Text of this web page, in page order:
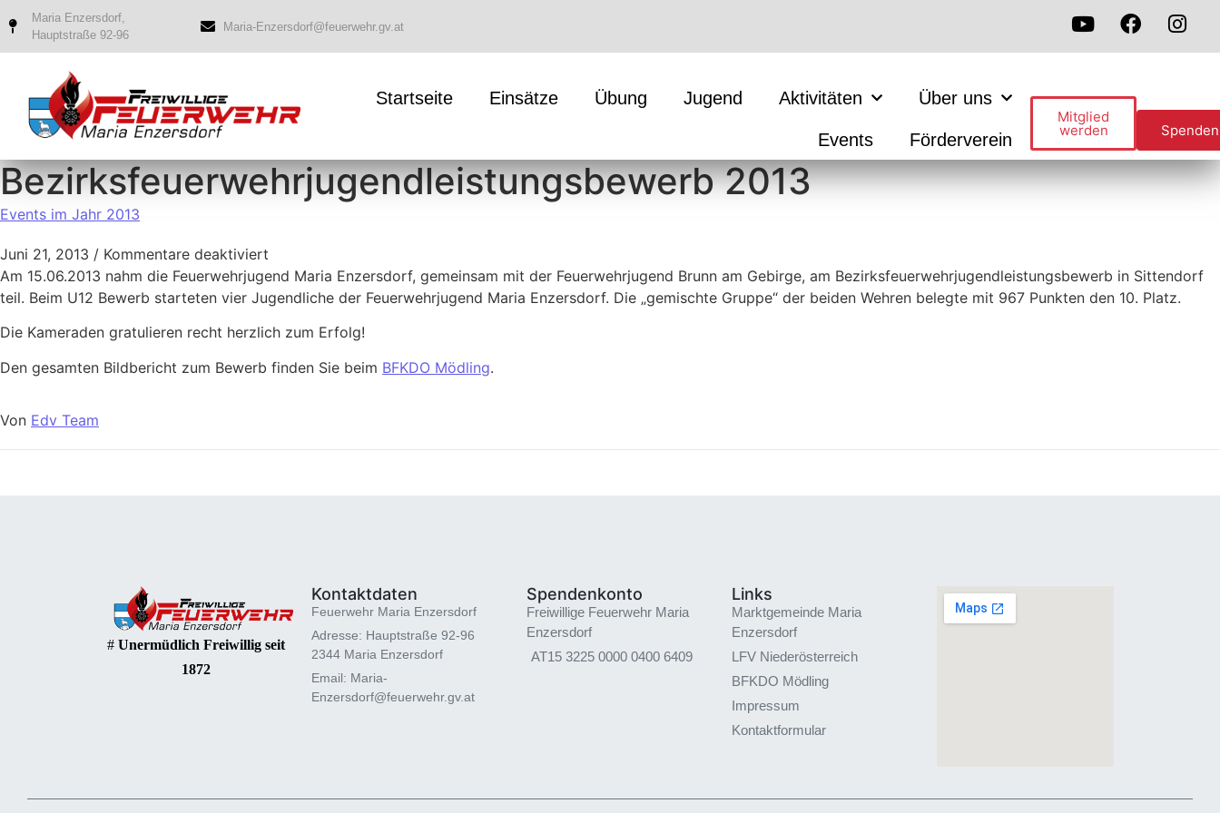
Maria Enzersdorf,
Hauptstraße 92-96
Maria-Enzersdorf@feuerwehr.gv.at
Startseite Einsätze Übung Jugend Aktivitäten Über uns
Events Förderverein
Mitglied
werden Spenden
Bezirksfeuerwehrjugendleistungsbewerb 2013
Events im Jahr 2013
Juni 21, 2013 / Kommentare deaktiviert
Am 15.06.2013 nahm die Feuerwehrjugend Maria Enzersdorf, gemeinsam mit der Feuerwehrjugend Brunn am Gebirge, am Bezirksfeuerwehrjugendleistungsbewerb in Sittendorf
teil. Beim U12 Bewerb starteten vier Jugendliche der Feuerwehrjugend Maria Enzersdorf. Die „gemischte Gruppe“ der beiden Wehren belegte mit 967 Punkten den 10. Platz.
Die Kameraden gratulieren recht herzlich zum Erfolg!
Den gesamten Bildbericht zum Bewerb finden Sie beim BFKDO Mödling.
Von Edv Team
# Unermüdlich Freiwillig seit
1872
Kontaktdaten
Feuerwehr Maria Enzersdorf
Adresse: Hauptstraße 92-96
2344 Maria Enzersdorf
Email: Maria-
Enzersdorf@feuerwehr.gv.at
Spendenkonto
Freiwillige Feuerwehr Maria
Enzersdorf
AT15 3225 0000 0400 6409
Links
Marktgemeinde Maria
Enzersdorf
LFV Niederösterreich
BFKDO Mödling
Impressum
Kontaktformular